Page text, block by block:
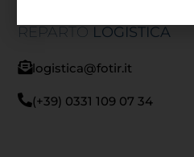
REPARTO LOGISTICA
logistica@fotir.it
(+39) 0331 109 07 34